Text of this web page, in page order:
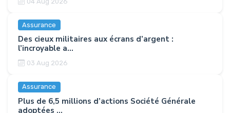
Assurance
Des cieux militaires aux écrans d’argent :
l’incroyable a...
03 Aug 2026
Assurance
Plus de 6,5 millions d’actions Société Générale
adoptées ...